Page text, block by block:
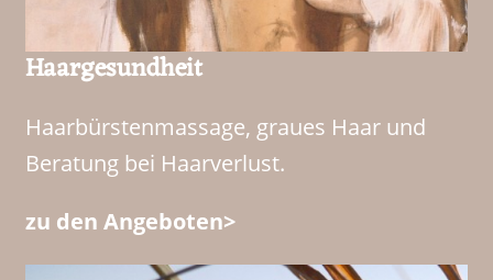
Haargesundheit
Haarbürstenmassage, graues Haar und
Beratung bei Haarverlust.
zu den Angeboten>